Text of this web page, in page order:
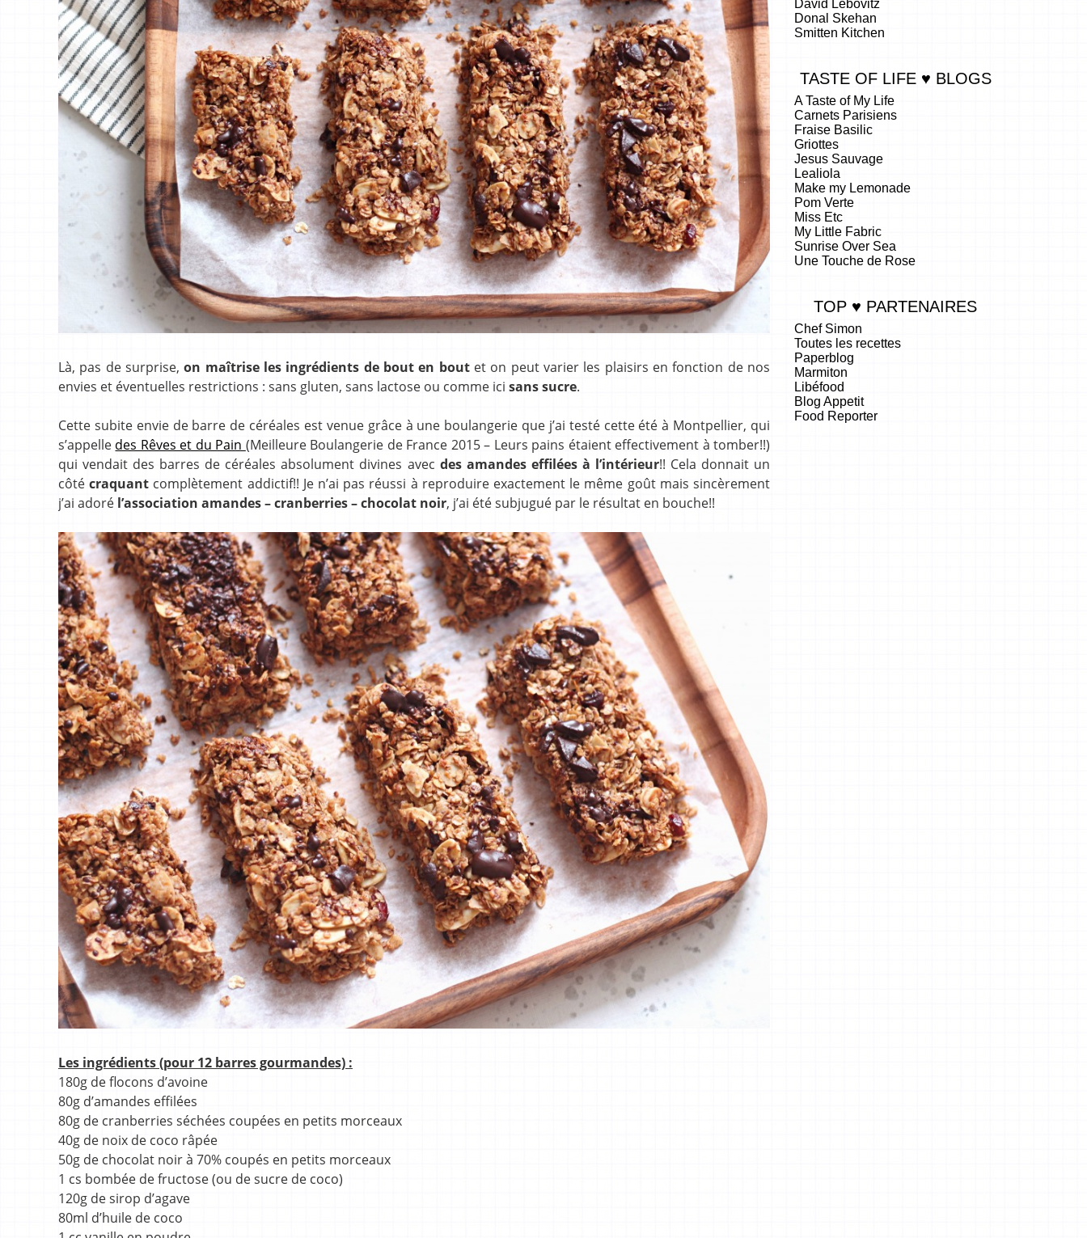
Là, pas de surprise,on maîtrise les ingrédients de bout en boutet on peut varier les plaisirs en fonction de nos
envies et éventuelles restrictions : sans gluten, sans lactose ou comme ici sans sucre.
Cette subite envie de barre de céréales est venue grâce à une boulangerie que j’ai testé cette été à Montpellier, qui
s’appelle des Rêves et du Pain (Meilleure Boulangerie de France 2015 – Leurs pains étaient effectivement à tomber!!)
qui vendait des barres de céréales absolument divines avec des amandes effilées à l’intérieur!! Cela donnait un
côtécraquant complètement addictif!! Je n’ai pas réussi à reproduire exactement le même goût mais sincèrement
j’ai adoré l’association amandes – cranberries – chocolat noir, j’ai été subjugué par le résultat en bouche!!
Les ingrédients (pour 12 barres gourmandes) :
180g de flocons d’avoine
80g d’amandes effilées
80g de cranberries séchées coupées en petits morceaux
40g de noix de coco râpée
50g de chocolat noir à 70% coupés en petits morceaux
1 cs bombée de fructose (ou de sucre de coco)
120g de sirop d’agave
80ml d’huile de coco
David Lebovitz
Donal Skehan
Smitten Kitchen
TASTE OF LIFE ♥ BLOGS
A Taste of My Life
Carnets Parisiens
Fraise Basilic
Griottes
Jesus Sauvage
Lealiola
Make my Lemonade
Pom Verte
Miss Etc
My Little Fabric
Sunrise Over Sea
Une Touche de Rose
TOP ♥ PARTENAIRES
Chef Simon
Toutes les recettes
Paperblog
Marmiton
Libéfood
Blog Appetit
Food Reporter